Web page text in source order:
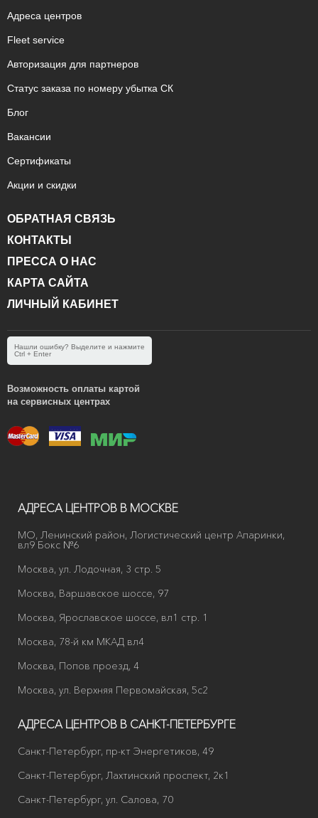
Адреса центров
Fleet service
Авторизация для партнеров
Статус заказа по номеру убытка СК
Блог
Вакансии
Сертификаты
Акции и скидки
ОБРАТНАЯ СВЯЗЬ
КОНТАКТЫ
ПРЕССА О НАС
КАРТА САЙТА
ЛИЧНЫЙ КАБИНЕТ
Нашли ошибку? Выделите и нажмите
Ctrl + Enter
Возможность оплаты картой
на сервисных центрах
АДРЕСА ЦЕНТРОВ В МОСКВЕ
МО, Ленинский район, Логистический центр Апаринки,
вл9 Бокс №6
Москва, ул. Лодочная, 3 стр. 5
Москва, Варшавское шоссе, 97
Москва, Ярославское шоссе, вл1 стр. 1
Москва, 78-й км МКАД вл4
Москва, Попов проезд, 4
Москва, ул. Верхняя Первомайская, 5с2
АДРЕСА ЦЕНТРОВ В САНКТ-ПЕТЕРБУРГЕ
Санкт-Петербург, пр-кт Энергетиков, 49
Санкт-Петербург, Лахтинский проспект, 2к1
Санкт-Петербург, ул. Салова, 70